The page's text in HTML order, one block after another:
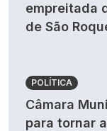
empreitada
de São
POLÍTICA
Câmara
para tornar